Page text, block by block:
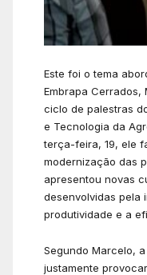
Este foi o tema
Embrapa Cerrados,
ciclo de palestras
e Tecnologia da
terça-feira, 19, ele
modernização das
apresentou novas
desenvolvidas pela
produtividade e a
Segundo Marcelo,
justamente